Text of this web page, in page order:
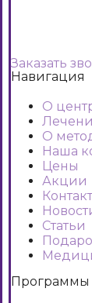
Заказать
Навигация
О
О
Наша
Цены
Акции
Статьи
Программы